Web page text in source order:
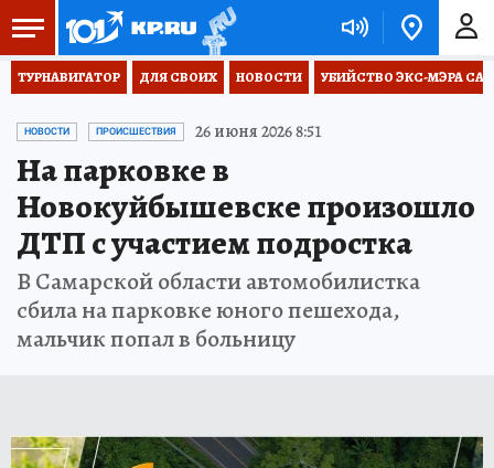
ТУРНАВИГАТОР ДЛЯ СВОИХ НОВОСТИ УБИЙСТВО ЭКС-МЭРА
НОВОСТИ ПРОИСШЕСТВИЯ 26 июня 2026 8:51
На парковке в
Новокуйбышевске произошло
ДТП с участием подростка
В Самарской области автомобилистка
сбила на парковке юного пешехода,
мальчик попал в больницу